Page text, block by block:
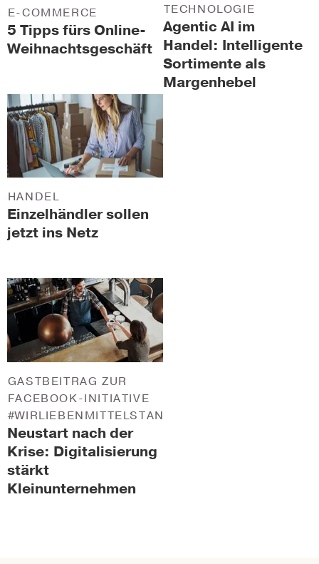
5 Tipps fürs Online-
Weihnachtsgeschäft
E-COMMERCE
Einzelhändler sollen
jetzt ins Netz
HANDEL
Neustart nach der
Krise: Digitalisierung
stärkt
Kleinunternehmen
GASTBEITRAG ZUR
FACEBOOK-INITIATIVE
#WIRLIEBENMITTELSTAND
Agentic AI im
Handel: Intelligente
Sortimente als
Margenhebel
TECHNOLOGIE